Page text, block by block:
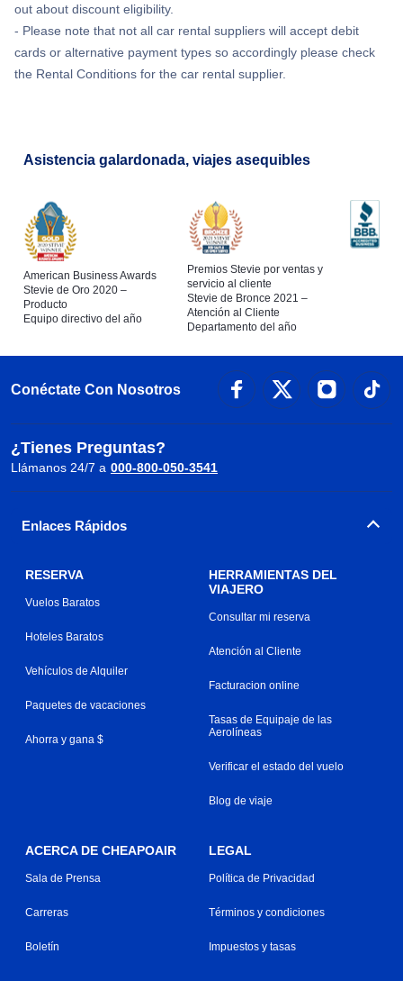
out about discount eligibility.
- Please note that not all car rental suppliers will accept debit
cards or alternative payment types so accordingly please check
the Rental Conditions for the car rental supplier.
Asistencia galardonada, viajes asequibles
American Business Awards
Stevie de Oro 2020 –
Producto
Equipo directivo del año
Premios Stevie por ventas y
servicio al cliente
Stevie de Bronce 2021 –
Atención al Cliente
Departamento del año
Conéctate Con Nosotros
¿Tienes Preguntas?
Llámanos 24/7 a 000-800-050-3541
Enlaces Rápidos
RESERVA
Vuelos Baratos
Hoteles Baratos
Vehículos de Alquiler
Paquetes de vacaciones
Ahorra y gana $
HERRAMIENTAS DEL
VIAJERO
Consultar mi reserva
Atención al Cliente
Facturacion online
Tasas de Equipaje de las
Aerolíneas
Verificar el estado del vuelo
Blog de viaje
ACERCA DE CHEAPOAIR
Sala de Prensa
Carreras
Boletín
LEGAL
Política de Privacidad
Términos y condiciones
Impuestos y tasas